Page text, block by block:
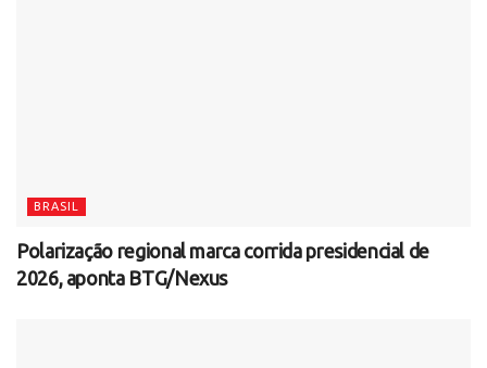
BRASIL
Polarização regional marca corrida presidencial de
2026, aponta BTG/Nexus